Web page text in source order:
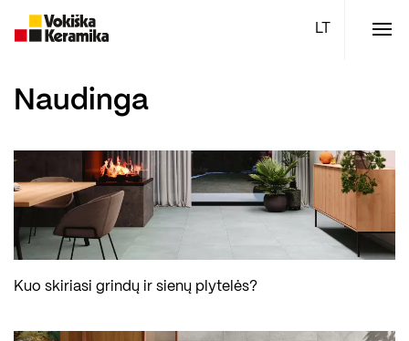
Naudinga
Kuo skiriasi grindų ir sienų plytelės?
Meniu
Plytelės
Boen parketlentės
Specialūs pasiūlymai